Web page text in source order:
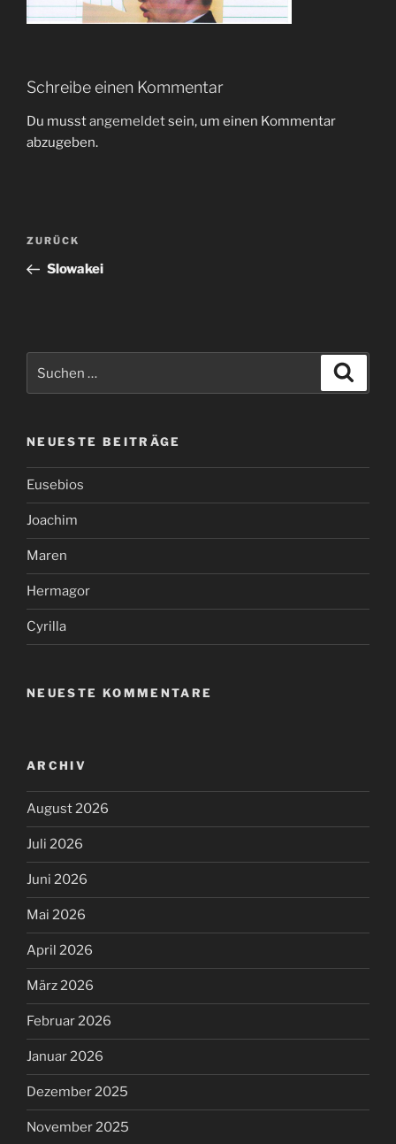
Schreibe einen Kommentar
Du musstangemeldetsein, um einen Kommentar
abzugeben.
Beitragsnavigation
Vorheriger
Beitrag
ZURÜCK
Slowakei
NEUESTE BEITRÄGE
Eusebios
Joachim
Maren
Hermagor
Cyrilla
NEUESTE KOMMENTARE
ARCHIV
August 2026
Juli 2026
Juni 2026
Mai 2026
April 2026
März 2026
Februar 2026
Januar 2026
Dezember 2025
November 2025